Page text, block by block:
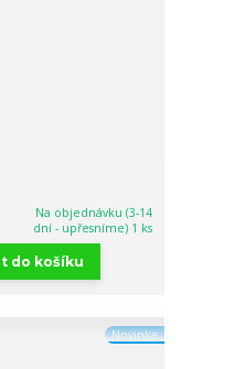
Na objednávku (3-14
dní - upřesníme) 1 ks
do košíku
Novinka